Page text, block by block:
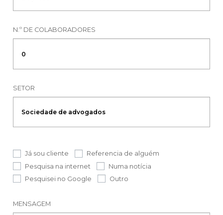
N.º DE COLABORADORES
SETOR
Já sou cliente
Referencia de alguém
Pesquisa na internet
Numa notícia
Pesquisei no Google
Outro
MENSAGEM